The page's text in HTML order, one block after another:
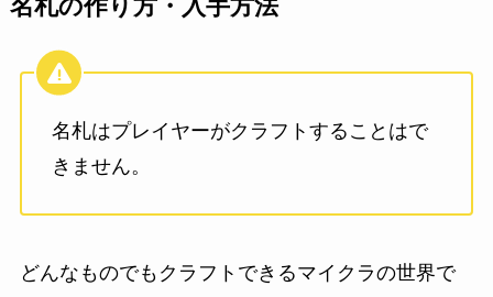
名札の作り方・入手方法
名札はプレイヤーがクラフトすることはで
きません。
どんなものでもクラフトできるマイクラの世界で